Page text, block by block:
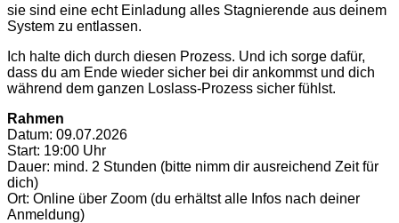
sie sind eine echt Einladung alles Stagnierende aus deinem
System zu entlassen.
Ich halte dich durch diesen Prozess. Und ich sorge dafür,
dass du am Ende wieder sicher bei dir ankommst und dich
während dem ganzen Loslass-Prozess sicher fühlst.
Rahmen
Datum: 09.07.2026
Start: 19:00 Uhr
Dauer: mind. 2 Stunden (bitte nimm dir ausreichend Zeit für
dich)
Ort: Online über Zoom (du erhältst alle Infos nach deiner
Anmeldung)